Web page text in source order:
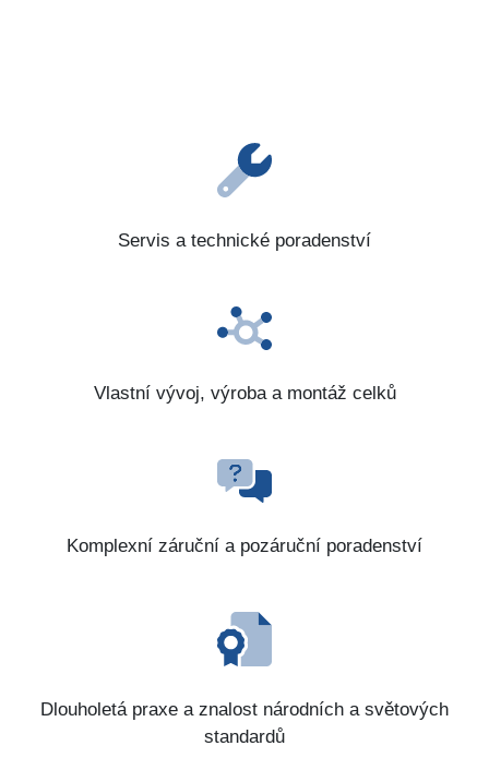
Servis a technické poradenství
Vlastní vývoj, výroba a montáž celků
Komplexní záruční a pozáruční poradenství
Dlouholetá praxe a znalost národních a světových
standardů